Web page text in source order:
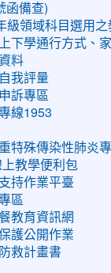
函備查)
級領域科目選用之
下學通行方式、
料
我評量
訴專區
線1953
特殊傳染性肺炎
教學便利包
持作業平臺
區
教育資訊網
護公開作業
救計畫書